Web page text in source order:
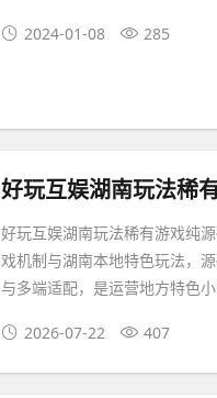
2024-01-08 285
好玩互娱湖南玩法稀
好玩互娱湖南玩法稀有游戏纯
戏机制与湖南本地特色玩法，
与多端适配，是运营地方特色小
2026-07-22 407